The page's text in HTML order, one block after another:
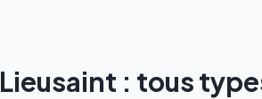
: tous